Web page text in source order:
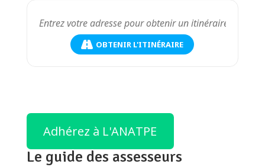
OBTENIR L'ITINÉRAIRE
Adhérez à L'ANATPE
Le guide des assesseurs